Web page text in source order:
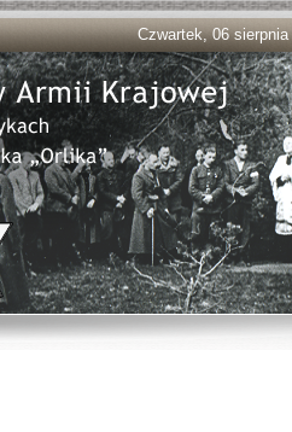
Czwartek, 06